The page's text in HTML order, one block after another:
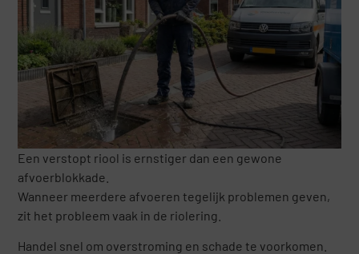
Een verstopt riool is ernstiger dan een gewone
afvoerblokkade.
Wanneer meerdere afvoeren tegelijk problemen geven,
zit het probleem vaak in de riolering.
Handel snel om overstroming en schade te voorkomen.